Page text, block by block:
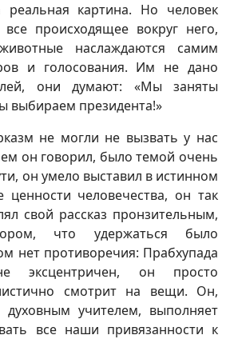
реальная картина. Но человек
происходящее вокруг него,
наслаждаются самим
и голосования. Им не дано
они думают: «Мы заняты
выбираем президента!»
не могли не вызвать у нас
он говорил, было темой очень
он умело выставил в истинном
ценности человечества, он так
свой рассказ пронзительным,
что удержаться было
нет противоречия: Прабхупада
эксцентричен, он просто
смотрит на вещи. Он,
учителем, выполняет
все наши привязанности к